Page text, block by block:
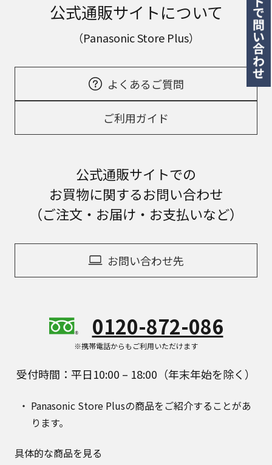
公式通販サイトについて
（Panasonic Store Plus）
よくあるご質問
ご利用ガイド
公式通販サイトでの
お買物に関するお問い合わせ
（ご注文・お届け・お支払いなど）
お問い合わせ先
0120-872-086
※携帯電話からもご利用いただけます
受付時間：平日10:00 – 18:00（年末年始を除く）
Panasonic Store Plusの商品をご紹介することがあ
ります。
具体的な商品を見る